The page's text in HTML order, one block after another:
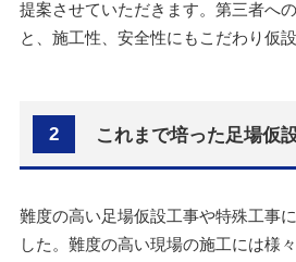
提案させていただきます。第三者へ
と、施工性、安全性にもこだわり仮
2 これまで培った足場仮
難度の高い足場仮設工事や特殊工事
した。難度の高い現場の施工には様